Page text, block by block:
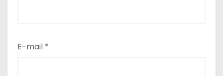
E-mail *